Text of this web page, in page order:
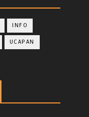
INFO
UCAPAN